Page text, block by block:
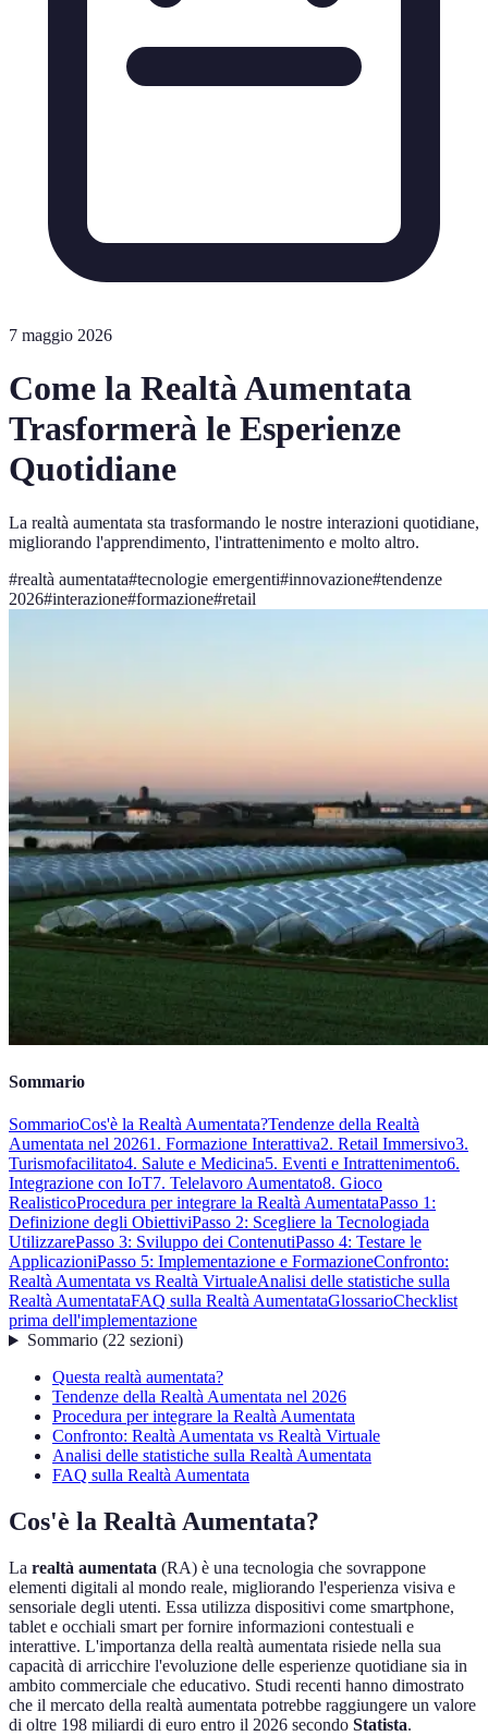
7 maggio 2026
Come la Realtà Aumentata
Trasformerà le Esperienze
Quotidiane
La realtà aumentata sta trasformando le nostre interazioni quotidiane,
migliorando l'apprendimento, l'intrattenimento e molto altro.
#realtà aumentata#tecnologie emergenti#innovazione#tendenze
2026#interazione#formazione#retail
Sommario
SommarioCos'è la Realtà Aumentata?Tendenze della Realtà
Aumentata nel 20261. Formazione Interattiva2. Retail Immersivo3.
Turismofacilitato4. Salute e Medicina5. Eventi e Intrattenimento6.
Integrazione con IoT7. Telelavoro Aumentato8. Gioco
RealisticoProcedura per integrare la Realtà AumentataPasso 1:
Definizione degli ObiettiviPasso 2: Scegliere la Tecnologiada
UtilizzarePasso 3: Sviluppo dei ContenutiPasso 4: Testare le
ApplicazioniPasso 5: Implementazione e FormazioneConfronto:
Realtà Aumentata vs Realtà VirtualeAnalisi delle statistiche sulla
Realtà AumentataFAQ sulla Realtà AumentataGlossarioChecklist
prima dell'implementazione
Sommario(22 sezioni)
Questa realtà aumentata?
Tendenze della Realtà Aumentata nel 2026
Procedura per integrare la Realtà Aumentata
Confronto: Realtà Aumentata vs Realtà Virtuale
Analisi delle statistiche sulla Realtà Aumentata
FAQ sulla Realtà Aumentata
Cos'è la Realtà Aumentata?
La realtà aumentata (RA) è una tecnologia che sovrappone
elementi digitali al mondo reale, migliorando l'esperienza visiva e
sensoriale degli utenti. Essa utilizza dispositivi come smartphone,
tablet e occhiali smart per fornire informazioni contestuali e
interattive. L'importanza della realtà aumentata risiede nella sua
capacità di arricchire l'evoluzione delle esperienze quotidiane sia in
ambito commerciale che educativo. Studi recenti hanno dimostrato
che il mercato della realtà aumentata potrebbe raggiungere un valore
di oltre 198 miliardi di euro entro il 2026 secondo Statista.